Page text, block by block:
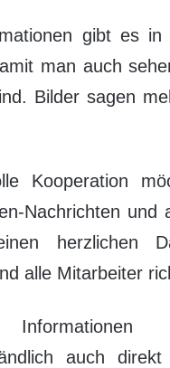
gibt es in
man auch
Bilder sagen
Kooperation
Nachrichten und
herzlichen
alle Mitarbeiter
auch